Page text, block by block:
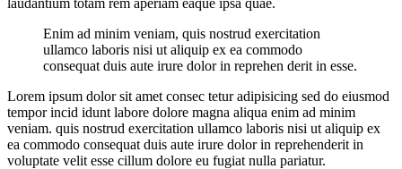
Enim ad minim veniam, quis nostrud exercitation
ullamco laboris nisi ut aliquip ex ea commodo
consequat duis aute irure dolor in reprehen derit in esse.
Lorem ipsum dolor sit amet consec tetur adipisicing sed do eiusmod
tempor incid idunt labore dolore magna aliqua enim ad minim
veniam. quis nostrud exercitation ullamco laboris nisi ut aliquip ex
ea commodo consequat duis aute irure dolor in reprehenderit in
voluptate velit esse cillum dolore eu fugiat nulla pariatur.